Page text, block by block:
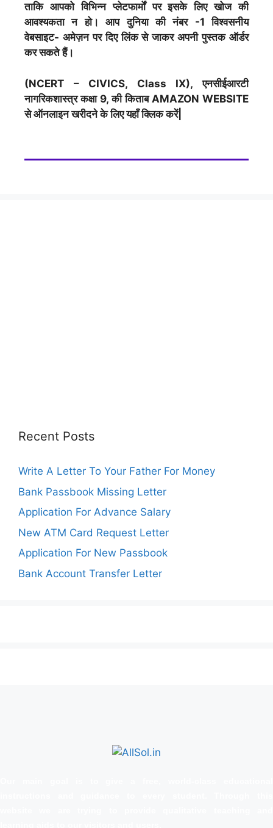
ताकि आपको विभिन्न प्लेटफार्मों पर इसके लिए खोज की
आवश्यकता न हो। आप दुनिया की नंबर -1 विश्वसनीय
वेबसाइट- अमेज़न पर दिए लिंक से जाकर अपनी पुस्तक ऑर्डर
कर सकते हैं।
(NCERT – CIVICS, Class IX), एनसीईआरटी
नागरिकशास्त्र कक्षा 9, की किताब AMAZON WEBSITE
से ऑनलाइन खरीदने के लिए यहाँ क्लिक करें|
Recent Posts
Write A Letter To Your Father For Money
Bank Passbook Missing Letter
Application For Advance Salary
New ATM Card Request Letter
Application For New Passbook
Bank Account Transfer Letter